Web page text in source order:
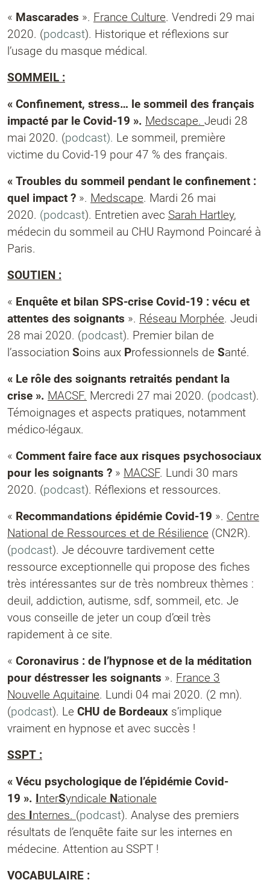
« Mascarades ». France Culture. Vendredi 29 mai
2020. (podcast). Historique et réflexions sur
l’usage du masque médical.
SOMMEIL :
« Confinement, stress… le sommeil des français
impacté par le Covid-19 ». Medscape. Jeudi 28
mai 2020. (podcast). Le sommeil, première
victime du Covid-19 pour 47 % des français.
« Troubles du sommeil pendant le confinement :
quel impact ? ». Medscape. Mardi 26 mai
2020. (podcast). Entretien avec Sarah Hartley,
médecin du sommeil au CHU Raymond Poincaré à
Paris.
SOUTIEN :
« Enquête et bilan SPS-crise Covid-19 : vécu et
attentes des soignants ». Réseau Morphée. Jeudi
28 mai 2020. (podcast). Premier bilan de
l’association Soins aux Professionnels de Santé.
« Le rôle des soignants retraités pendant la
crise ». MACSF. Mercredi 27 mai 2020. (podcast).
Témoignages et aspects pratiques, notamment
médico-légaux.
« Comment faire face aux risques psychosociaux
pour les soignants ? » MACSF. Lundi 30 mars
2020. (podcast). Réflexions et ressources.
« Recommandations épidémie Covid-19 ». Centre
National de Ressources et de Résilience (CN2R).
(podcast). Je découvre tardivement cette
ressource exceptionnelle qui propose des fiches
très intéressantes sur de très nombreux thèmes :
deuil, addiction, autisme, sdf, sommeil, etc. Je
vous conseille de jeter un coup d’œil très
rapidement à ce site.
« Coronavirus : de l’hypnose et de la méditation
pour déstresser les soignants ». France 3
Nouvelle Aquitaine. Lundi 04 mai 2020. (2 mn).
(podcast). Le CHU de Bordeaux s’implique
vraiment en hypnose et avec succès !
SSPT :
« Vécu psychologique de l’épidémie Covid-
19 ». InterSyndicale Nationale
des Internes. (podcast). Analyse des premiers
résultats de l’enquête faite sur les internes en
médecine. Attention au SSPT !
VOCABULAIRE :